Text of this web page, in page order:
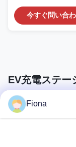
Voltage:...
今すぐ問い合
EV充電ステー
Fiona